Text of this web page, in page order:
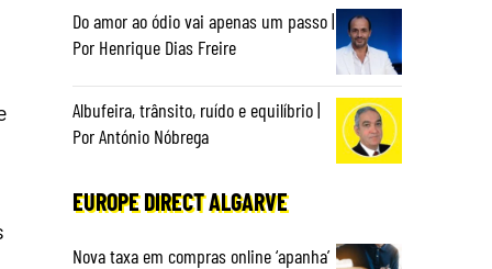
Do amor ao ódio vai apenas um passo |
Por Henrique Dias Freire
Albufeira, trânsito, ruído e equilíbrio |
Por António Nóbrega
EUROPE DIRECT ALGARVE
Nova taxa em compras online ‘apanha’